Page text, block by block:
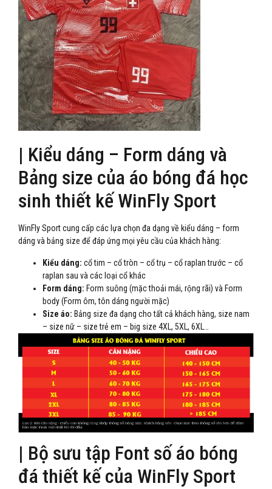
| Kiểu dáng – Form dáng và
Bảng size của áo bóng đá học
sinh thiết kế WinFly Sport
WinFly Sport cung cấp các lựa chọn đa dạng về kiểu dáng – form
dáng và bảng size để đáp ứng mọi yêu cầu của khách hàng:
Kiểu dáng: cổ tim – cổ tròn – cổ trụ – cổ raplan trước – cổ
raplan sau và các loại cổ khác
Form dáng: Form suông (mặc thoải mái, rộng rãi) và Form
body (Form ôm, tôn dáng người mặc)
Size áo: Bảng size đa dạng cho tất cả khách hàng, size nam
– size nữ – size trẻ em – big size 4XL, 5XL, 6XL…
| Bộ sưu tập Font số áo bóng
đá thiết kế của WinFly Sport